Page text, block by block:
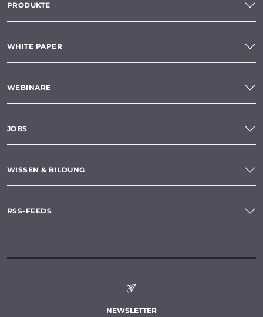
PRODUKTE
WHITE PAPER
WEBINARE
JOBS
WISSEN & BILDUNG
RSS-FEEDS
NEWSLETTER